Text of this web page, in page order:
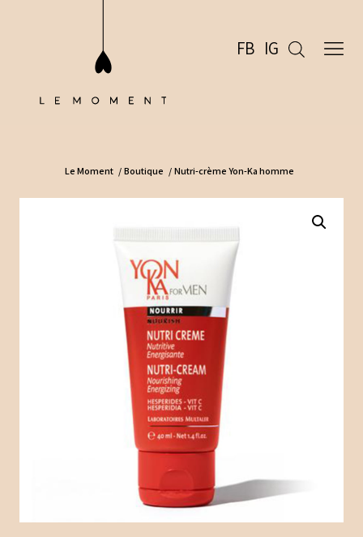
FB IG
Le Moment / Boutique / Nutri-crème Yon-Ka homme